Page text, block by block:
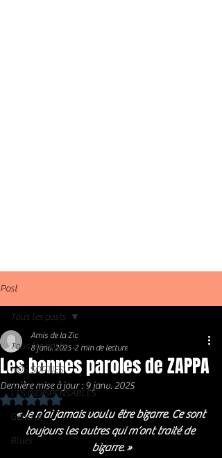
Post
Tous les posts
NOS SORTIES
LES INDISPENSABLES
Général
Blues
Tous les posts
Les bonnes paroles de ZAPPA
Amis de la Zic
8 janv. 2025 2 min de lecture
Dernière mise à jour :9 janv. 2025
Noté NaN étoiles sur 5.
« Je n’ai jamais voulu être bizarre. Ce sont
toujours les autres qui m’ont traité de
bizarre. »